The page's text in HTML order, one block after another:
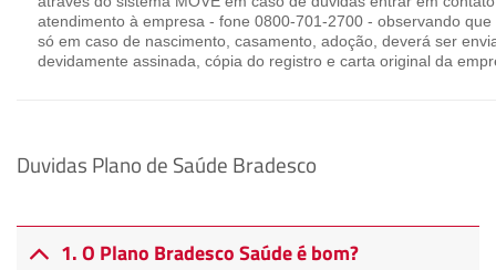
atendimento à empresa - fone 0800-701-2700 - observando
só em caso de nascimento, casamento, adoção, deverá ser
devidamente assinada, cópia do registro e carta original da
Duvidas Plano de Saúde Bradesco
1. O Plano Bradesco Saúde é bom?